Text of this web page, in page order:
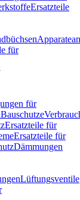
Ersatzteile
für
für
Bauschutze
Ersatzteile für
Ersatzteile für
Dämmungen
Lüftungsventile